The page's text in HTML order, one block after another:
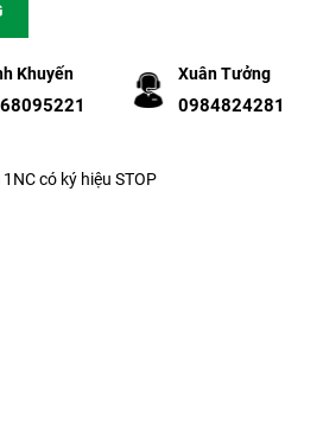
Khuyến Xuân Tưởng
0984824281
có ký hiệu STOP